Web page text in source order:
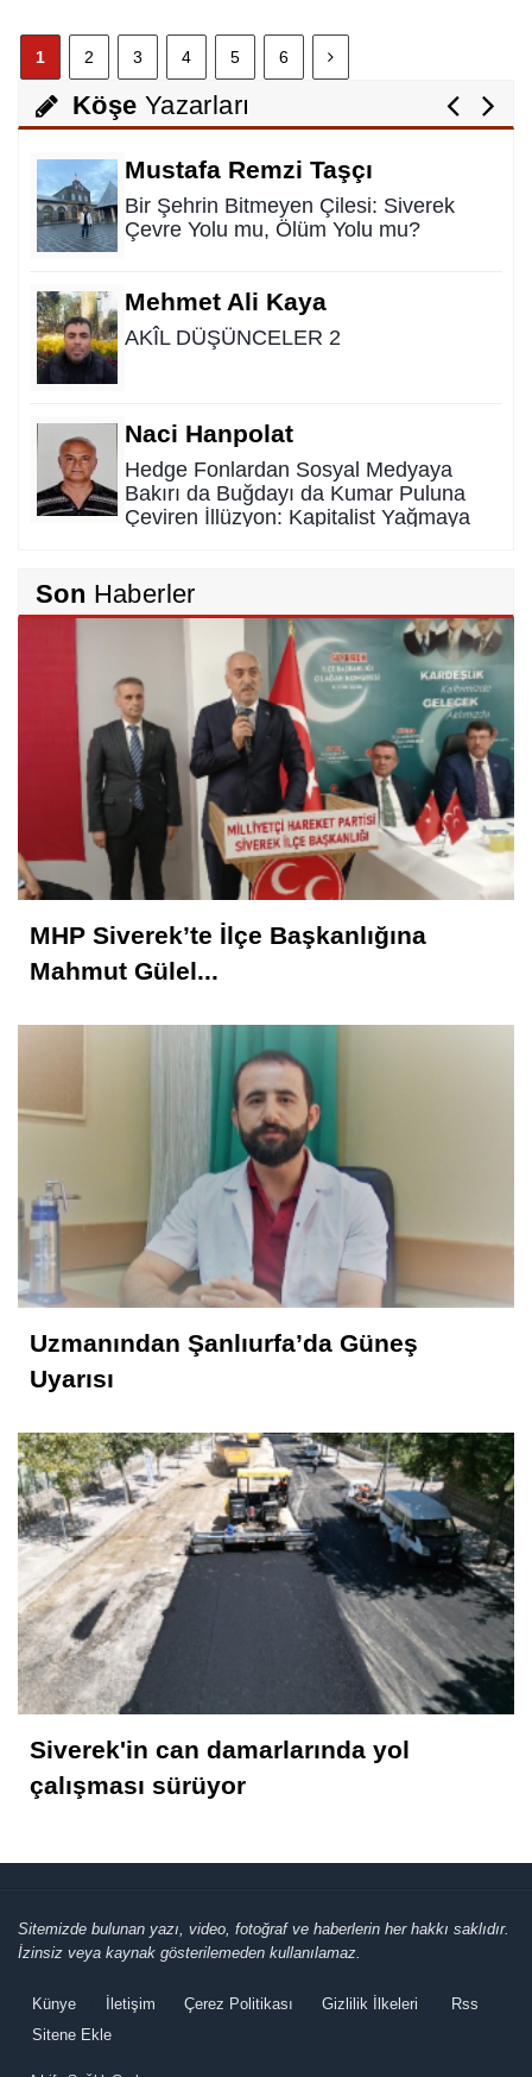
1 2 3 4 5 6
Köşe Yazarları
Nurettin Gençdal
Hayattan Tasarruf mu ? Yoksa Hayata
Tasavvuf mu ?
Mustafa Remzi Taşçı
Bir Şehrin Bitmeyen Çilesi: Siverek
Çevre Yolu mu, Ölüm Yolu mu?
Mehmet Ali Kaya
AKÎL DÜŞÜNCELER 2
Naci Hanpolat
Hedge Fonlardan Sosyal Medyaya
Bakırı da Buğdayı da Kumar Puluna
Çeviren İllüzyon: Kapitalist Yağmaya
SAHİDEN ŞANLIURFA SAHİPSİZ Mİ?
Cemil Yeşildağ
Dersa Mentikî û Lûyê
Mustafa Karadağlı
NİTELİK
Hasan Baydilli
YAPMALI?
KONUK YAZAR
Rahmet İkliminin Zirvesi Kadir Gecesi
Muhammed Nur
28 Şubat Süreci ve Siverek 16
Selahattin İlhan Sonbayram
Mahmut Hanpolat
Adanmış bir hayat: Neşet Hoca
Abdurahman Deniz Uğurlu
Bazı İnsanların Değeri, Yokluklarında
Anlaşılır: Hacı Mustafa Demirkan
Son Haberler
MHP Siverek’te İlçe Başkanlığına
Mahmut Gülel...
Uzmanından Şanlıurfa’da Güneş
Uyarısı
Siverek'in can damarlarında yol
çalışması sürüyor
Sitemizde bulunan yazı, video, fotoğraf ve haberlerin her hakkı saklıdır.
İzinsiz veya kaynak gösterilemeden kullanılamaz.
Künye İletişim Çerez Politikası Gizlilik İlkeleri
Rss
Sitene Ekle